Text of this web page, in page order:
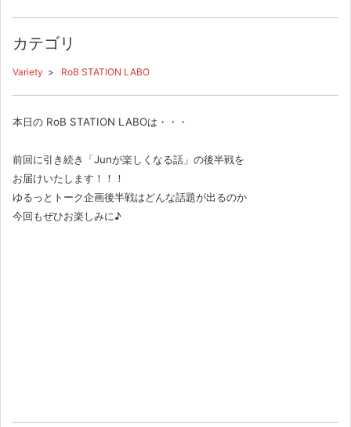
カテゴリ
Variety > RoB STATION LABO
本日の RoB STATION LABOは・・・
前回に引き続き「Junが楽しくなる話」の後半戦を
お届けいたします！！！
ゆるっとトーク企画後半戦はどんな話題が出るのか
今回もぜひお楽しみに♪